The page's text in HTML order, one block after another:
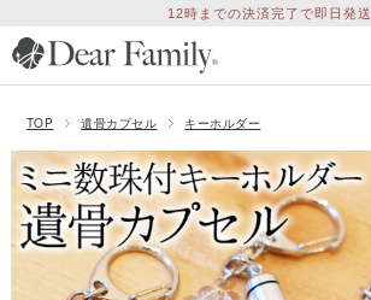
12時までの決済完了で即日発送
TOP 遺骨カプセル キーホルダー